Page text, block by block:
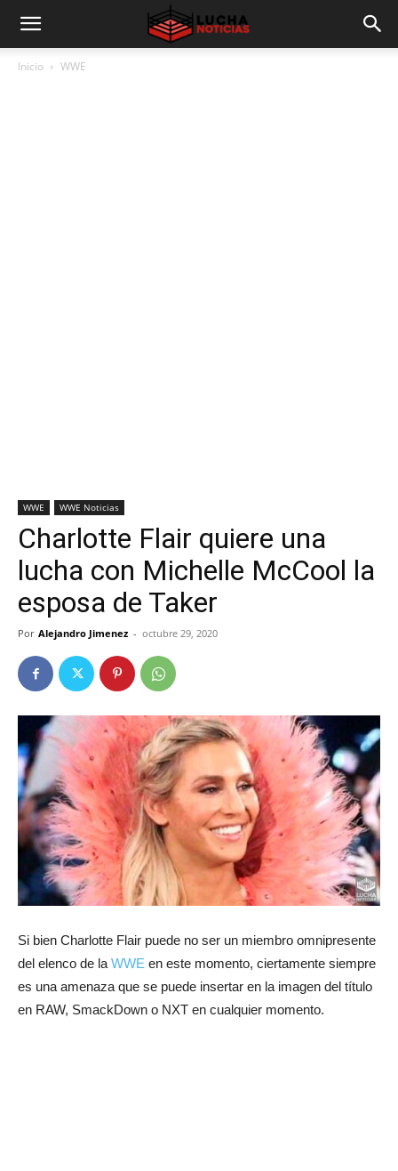
Inicio WWE
WWE WWE Noticias
Charlotte Flair quiere una
lucha con Michelle McCool la
esposa de Taker
Por Alejandro Jimenez - octubre 29, 2020
Si bien Charlotte Flair puede no ser un miembro omnipresente
del elenco de la WWE en este momento, ciertamente siempre
es una amenaza que se puede insertar en la imagen del título
en RAW, SmackDown o NXT en cualquier momento.